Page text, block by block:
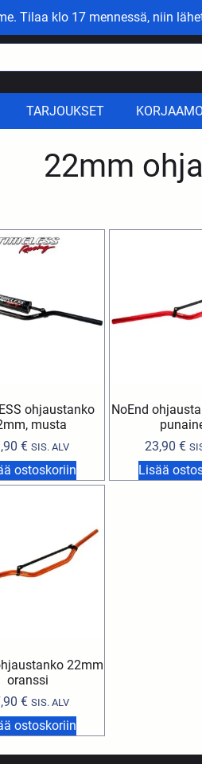
Tilaa klo 17 mennessä, niin
TARJOUKSET KORJAAMO
22mm
ohjaustanko
musta
€ SIS. ALV
ostoskoriin
NoEnd
23,90€
Lisää
22mm
oranssi
€ SIS. ALV
ostoskoriin